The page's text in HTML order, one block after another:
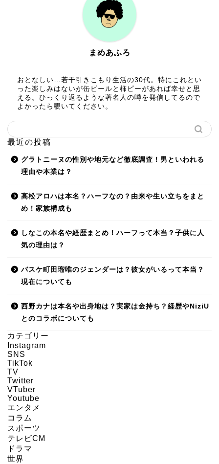
まめあふろ
おとなしい…若干引きこもり生活の30代。特にこれとい
った楽しみはないが缶ビールと柿ピーがあれば幸せと思
える。ひっくり返るような著名人の噂を発信してるので
よかったら覗いてください。
最近の投稿
グラトニーヌの性別や地元など徹底調査！男といわれる
理由や本業は？
高松アロハは本名？ハーフなの？由来や生い立ちをまと
め！家族構成も
しなこの本名や経歴まとめ！ハーフって本当？子供に人
気の理由は？
バスケ町田瑠唯のジェンダーは？彼女がいるって本当？
現在についても
西野カナは本名や出身地は？実家は金持ち？経歴やNiziU
とのコラボについても
カテゴリー
Instagram
SNS
TikTok
TV
Twitter
VTuber
Youtube
エンタメ
コラム
スポーツ
テレビCM
ドラマ
世界